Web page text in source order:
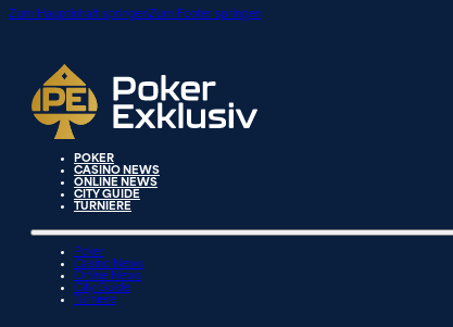
Zum Hauptinhalt springenZum Footer springen
POKER
CASINO NEWS
ONLINE NEWS
CITY GUIDE
TURNIERE
Poker
Casino News
Online News
City Guide
Turniere